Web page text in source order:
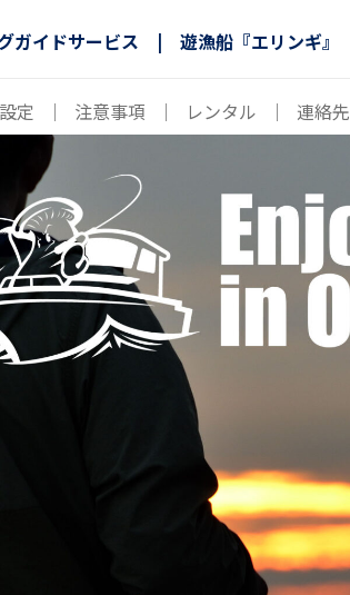
ガイドサービス | 遊漁船『エリンギ』
定 ｜ 注意事項 ｜ レンタル ｜ 連絡先